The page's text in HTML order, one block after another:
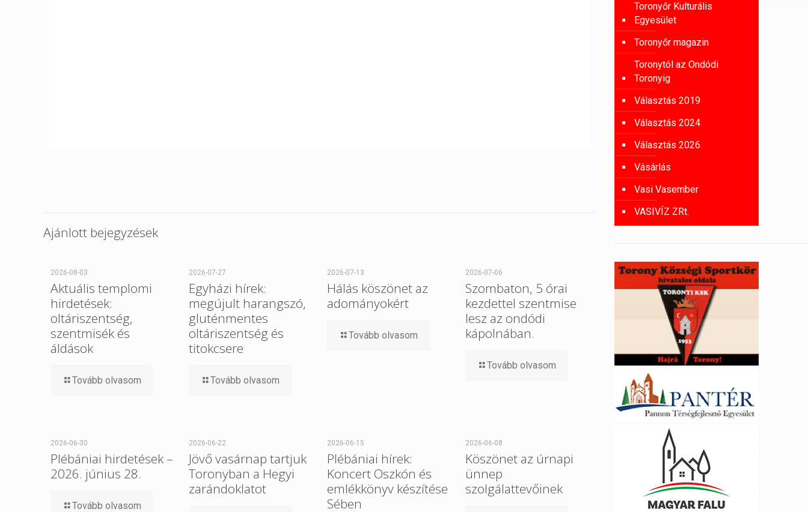
Ajánlott bejegyzések
2026-08-03
Aktuális templomi
hirdetések:
oltáriszentség,
szentmisék és
áldások
Tovább olvasom
2026-07-27
Egyházi hírek:
megújult harangszó,
gluténmentes
oltáriszentség és
titokcsere
Tovább olvasom
2026-07-13
Hálás köszönet az
adományokért
Tovább olvasom
2026-07-06
Szombaton, 5 órai
kezdettel szentmise
lesz az ondódi
kápolnában.
Tovább olvasom
2026-06-30
Plébániai hirdetések –
2026. június 28.
Tovább olvasom
2026-06-22
Jövő vasárnap tartjuk
Toronyban a Hegyi
zarándoklatot
2026-06-15
Plébániai hírek:
Koncert Oszkón és
emlékkönyv készítése
Sében
2026-06-08
Köszönet az úrnapi
ünnep
szolgálattevőinek
Toronyőr Kulturális
Egyesület
Toronyőr magazin
Toronytól az Ondódi
Toronyig
Választás 2019
Választás 2024
Választás 2026
Vásárlás
Vasi Vasember
VASIVÍZ ZRt.